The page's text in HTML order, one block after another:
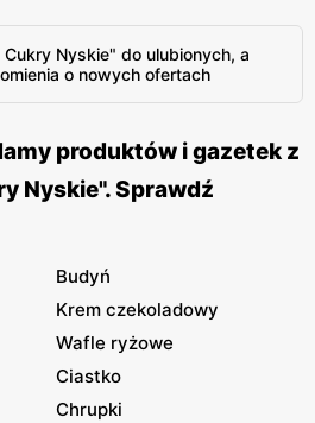
Nyskie" do ulubionych, a
o nowych ofertach
produktów i gazetek z
Nyskie". Sprawdź
Budyń
Krem czekoladowy
Wafle ryżowe
Ciastko
Chrupki